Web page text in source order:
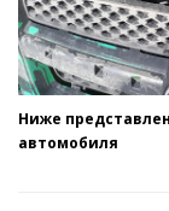
Ниже
автомобиля